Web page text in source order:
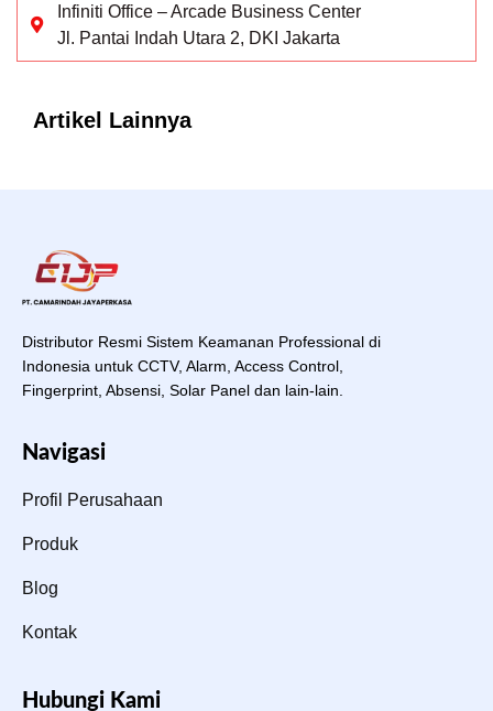
Infiniti Office – Arcade Business Center
Jl. Pantai Indah Utara 2, DKI Jakarta
Artikel Lainnya
Distributor Resmi Sistem Keamanan Professional di
Indonesia untuk CCTV, Alarm, Access Control,
Fingerprint, Absensi, Solar Panel dan lain-lain.
Navigasi
Profil Perusahaan
Produk
Blog
Kontak
Hubungi Kami